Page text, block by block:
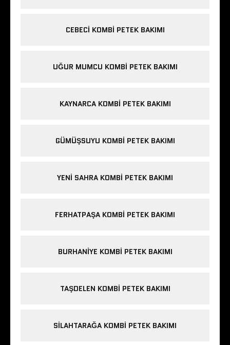
CEBECI KOMBI PETEK BAKIMI
UĞUR MUMCU KOMBI PETEK BAKIMI
KAYNARCA KOMBI PETEK BAKIMI
GÜMÜŞSUYU KOMBI PETEK BAKIMI
YENI SAHRA KOMBI PETEK BAKIMI
FERHATPAŞA KOMBI PETEK BAKIMI
BURHANIYE KOMBI PETEK BAKIMI
TAŞDELEN KOMBI PETEK BAKIMI
SILAHTARAĞA KOMBI PETEK BAKIMI